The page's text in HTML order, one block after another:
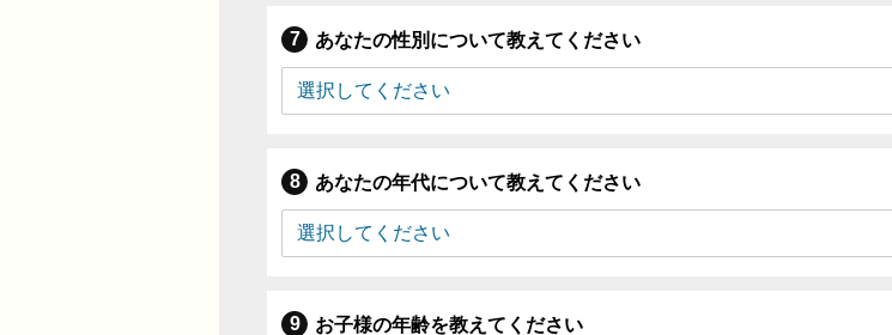
あなたの性別について教えてください
あなたの年代について教えてください
お子様の年齢を教えてください